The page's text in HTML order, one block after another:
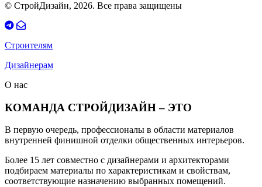
© СтройДизайн, 2026. Все права защищены
Строителям
Дизайнерам
О нас
КОМАНДА СТРОЙДИЗАЙН – ЭТО
В первую очередь, профессионалы в области материалов
внутренней финишной отделки общественных интерьеров.
Более 15 лет совместно с дизайнерами и архитекторами
подбираем материалы по характеристикам и свойствам,
соответствующие назначению выбранных помещений.